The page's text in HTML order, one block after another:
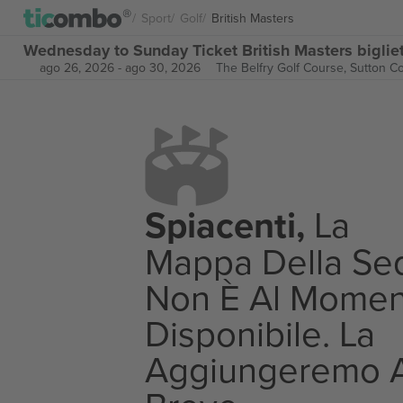
Sport Golf British Masters
Wednesday to Sunday Ticket British Masters
ago 26, 2026- ago 30, 2026 The Belfry Golf Course, Sutton
Spiacenti, La
Mappa Della
Non È Al
Disponibile. La
Aggiungeremo